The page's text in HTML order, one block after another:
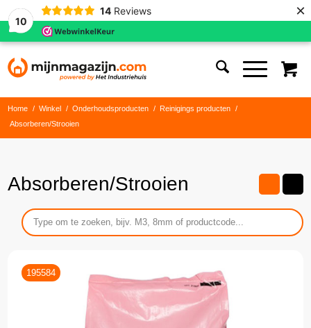
10
14 Reviews ×
Home / Winkel / Onderhoudsproducten / Reinigings producten
/
Absorberen/Strooien
Absorberen/Strooien
195584